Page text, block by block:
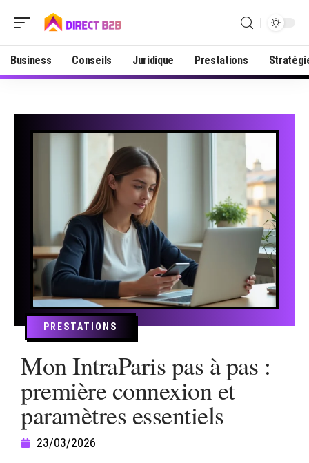
Business Conseils Juridique Prestations
PRESTATIONS
Mon IntraParis pas à pas :
première connexion et
paramètres essentiels
23/03/2026